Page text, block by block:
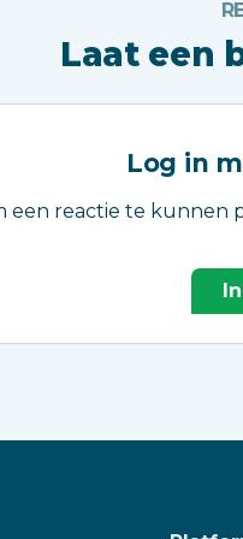
Laat een
Log in
een reactie te kunnen